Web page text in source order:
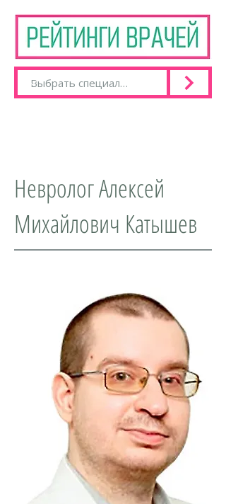
Невролог Алексей
Михайлович Катышев